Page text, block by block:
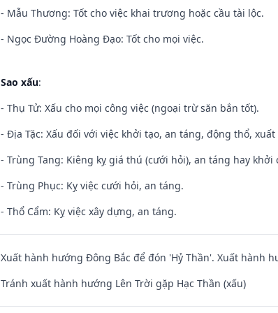
- Mẫu Thương: Tốt cho việc khai trương hoặc cầu tài lộc.
- Ngọc Đường Hoàng Đạo: Tốt cho mọi việc.
Sao xấu:
- Thụ Tử: Xấu cho mọi công việc (ngoại trừ săn bắn tốt).
- Địa Tặc: Xấu đối với việc khởi tạo, an táng, động thổ, xuất
- Trùng Tang: Kiêng kỵ giá thú (cưới hỏi), an táng hay khởi
- Trùng Phục: Kỵ việc cưới hỏi, an táng.
- Thổ Cẩm: Kỵ việc xây dựng, an táng.
Xuất hành hướng Đông Bắc để đón 'Hỷ Thần'. Xuất hành
Tránh xuất hành hướng Lên Trời gặp Hạc Thần (xấu)